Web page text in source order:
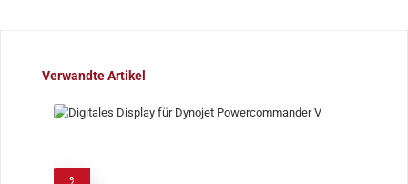
Produktgalerie überspringen
Verwandte Artikel